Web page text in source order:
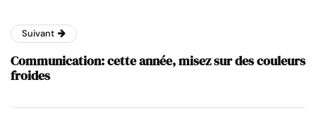
Suivant
Communication: cette année, misez sur des couleurs
froides